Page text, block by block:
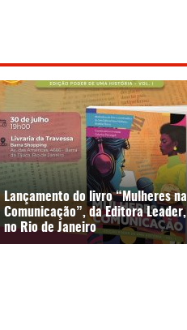
Lançamento do livro “Mulheres na
Comunicação”, da Editora Leader,
no Rio de Janeiro